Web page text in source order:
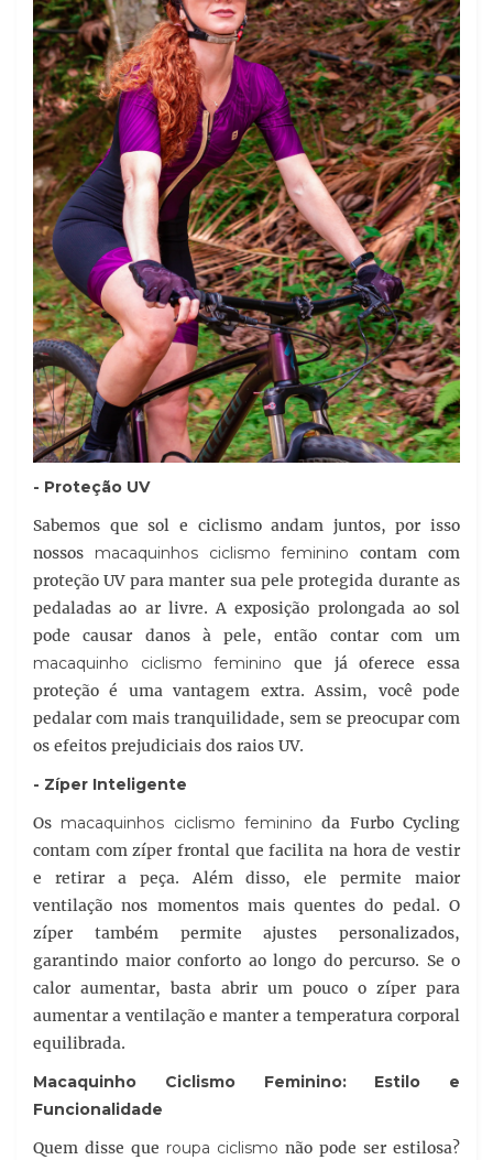
- Proteção UV
Sabemos que sol e ciclismo andam juntos, por isso
nossos macaquinhos ciclismo feminino contam com
proteção UV para manter sua pele protegida durante as
pedaladas ao ar livre. A exposição prolongada ao sol
pode causar danos à pele, então contar com um
macaquinho ciclismo feminino que já oferece essa
proteção é uma vantagem extra. Assim, você pode
pedalar com mais tranquilidade, sem se preocupar com
os efeitos prejudiciais dos raios UV.
- Zíper Inteligente
Os macaquinhos ciclismo feminino da Furbo Cycling
contam com zíper frontal que facilita na hora de vestir
e retirar a peça. Além disso, ele permite maior
ventilação nos momentos mais quentes do pedal. O
zíper também permite ajustes personalizados,
garantindo maior conforto ao longo do percurso. Se o
calor aumentar, basta abrir um pouco o zíper para
aumentar a ventilação e manter a temperatura corporal
equilibrada.
Macaquinho Ciclismo Feminino: Estilo e
Funcionalidade
Quem disse que roupa ciclismo não pode ser estilosa?